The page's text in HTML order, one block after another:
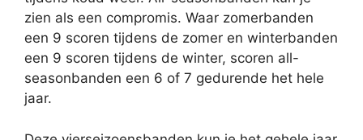
zien als een compromis. Waar zomerbanden
een 9 scoren tijdens de zomer en winterbanden
een 9 scoren tijdens de winter, scoren all-
seasonbanden een 6 of 7 gedurende het hele
jaar.